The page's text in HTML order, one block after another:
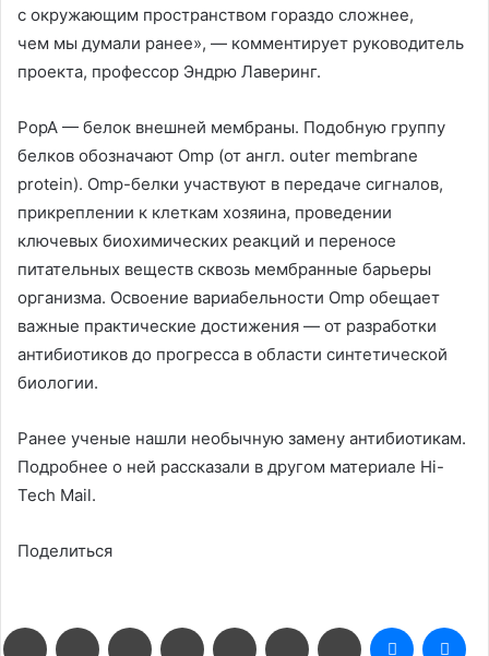
с окружающим пространством гораздо сложнее,
чем мы думали ранее», — комментирует руководитель
проекта, профессор Эндрю Лаверинг.
PopA — белок внешней мембраны. Подобную группу
белков обозначают Omp (от англ. outer membrane
protein). Omp-белки участвуют в передаче сигналов,
прикреплении к клеткам хозяина, проведении
ключевых биохимических реакций и переносе
питательных веществ сквозь мембранные барьеры
организма. Освоение вариабельности Omp обещает
важные практические достижения — от разработки
антибиотиков до прогресса в области синтетической
биологии.
Ранее ученые нашли необычную замену антибиотикам.
Подробнее о ней рассказали в другом материале Hi-
Tech Mail.
Поделиться
FacebookTwitter LinkedIn Pinterest Reddit ВконтактеОдноклассники
Messenger